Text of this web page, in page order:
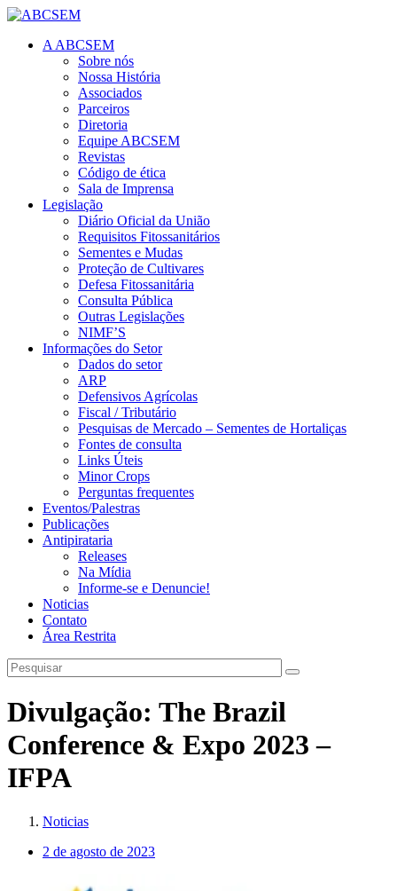
A ABCSEM
Sobre nós
Nossa História
Associados
Parceiros
Diretoria
Equipe ABCSEM
Revistas
Código de ética
Sala de Imprensa
Legislação
Diário Oficial da União
Requisitos Fitossanitários
Sementes e Mudas
Proteção de Cultivares
Defesa Fitossanitária
Consulta Pública
Outras Legislações
NIMF’S
Informações do Setor
Dados do setor
ARP
Defensivos Agrícolas
Fiscal / Tributário
Pesquisas de Mercado – Sementes de Hortaliças
Fontes de consulta
Links Úteis
Minor Crops
Perguntas frequentes
Eventos/Palestras
Publicações
Antipirataria
Releases
Na Mídia
Informe-se e Denuncie!
Noticias
Contato
Área Restrita
Divulgação: The Brazil
Conference & Expo 2023 –
IFPA
Noticias
2 de agosto de 2023